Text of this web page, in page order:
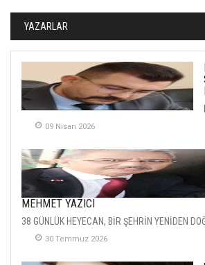
YAZARLAR
09 Nisan 2026
MEHMET YAZICI
38 GÜNLÜK HEYECAN, BİR ŞEHRİN YENİDEN
30 Temmuz 2026